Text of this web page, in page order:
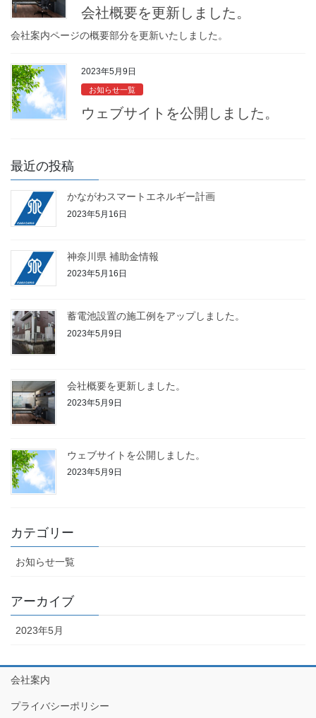
会社概要を更新しました。
会社案内ページの概要部分を更新いたしました。
2023年5月9日
お知らせ一覧
ウェブサイトを公開しました。
最近の投稿
かながわスマートエネルギー計画
2023年5月16日
神奈川県 補助金情報
2023年5月16日
蓄電池設置の施工例をアップしました。
2023年5月9日
会社概要を更新しました。
2023年5月9日
ウェブサイトを公開しました。
2023年5月9日
カテゴリー
お知らせ一覧
アーカイブ
2023年5月
会社案内
プライバシーポリシー